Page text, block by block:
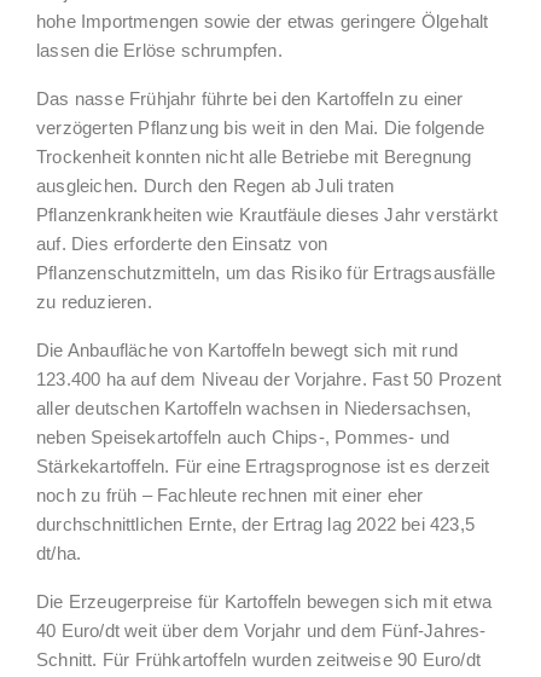
hohe Importmengen sowie der etwas geringere Ölgehalt
lassen die Erlöse schrumpfen.
Das nasse Frühjahr führte bei den Kartoffeln zu einer
verzögerten Pflanzung bis weit in den Mai. Die folgende
Trockenheit konnten nicht alle Betriebe mit Beregnung
ausgleichen. Durch den Regen ab Juli traten
Pflanzenkrankheiten wie Krautfäule dieses Jahr verstärkt
auf. Dies erforderte den Einsatz von
Pflanzenschutzmitteln, um das Risiko für Ertragsausfälle
zu reduzieren.
Die Anbaufläche von Kartoffeln bewegt sich mit rund
123.400 ha auf dem Niveau der Vorjahre. Fast 50 Prozent
aller deutschen Kartoffeln wachsen in Niedersachsen,
neben Speisekartoffeln auch Chips-, Pommes- und
Stärkekartoffeln. Für eine Ertragsprognose ist es derzeit
noch zu früh – Fachleute rechnen mit einer eher
durchschnittlichen Ernte, der Ertrag lag 2022 bei 423,5
dt/ha.
Die Erzeugerpreise für Kartoffeln bewegen sich mit etwa
40 Euro/dt weit über dem Vorjahr und dem Fünf-Jahres-
Schnitt. Für Frühkartoffeln wurden zeitweise 90 Euro/dt